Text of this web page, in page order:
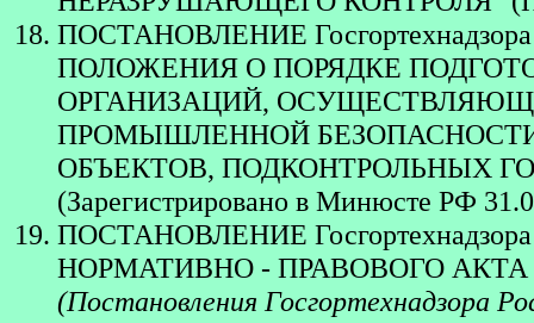
ПОСТАНОВЛЕНИЕ
ПОЛОЖЕНИЯ О ПОРЯДКЕ
ОРГАНИЗАЦИЙ,
ПРОМЫШЛЕННОЙ
ОБЪЕКТОВ, ПОДКОНТРОЛЬНЫХ
(Зарегистрировано в Минюсте РФ
ПОСТАНОВЛЕНИЕ
НОРМАТИВНО - ПРАВОВОГО
(Постановления Госгортехнадзора